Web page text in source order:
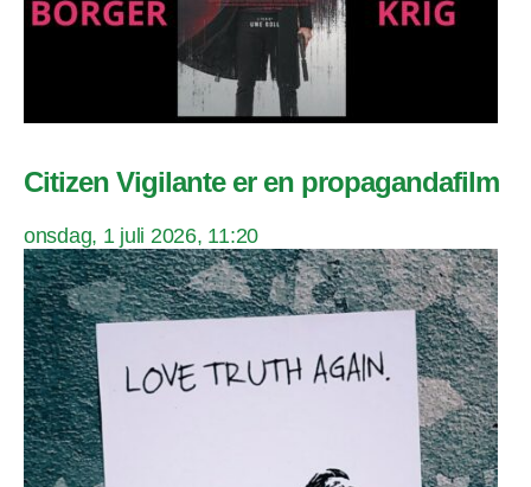
Citizen Vigilante er en propagandafilm
onsdag, 1 juli 2026, 11:20